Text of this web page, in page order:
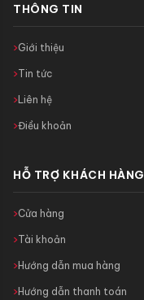
THÔNG TIN
Giới thiệu
Tin tức
Liên hệ
Điều khoản
HỖ TRỢ KHÁCH HÀNG
Cửa hàng
Tài khoản
Hướng dẫn mua hàng
Hướng dẫn thanh toán